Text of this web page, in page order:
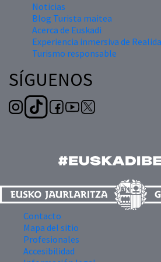
Noticias
Blog Turista maitea
Acerca de Euskadi
Experiencia inmersiva de
Turismo responsable
SÍGUENOS
Contacto
Mapa del sitio
Profesionales
Accesibilidad